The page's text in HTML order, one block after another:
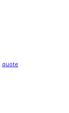
quote